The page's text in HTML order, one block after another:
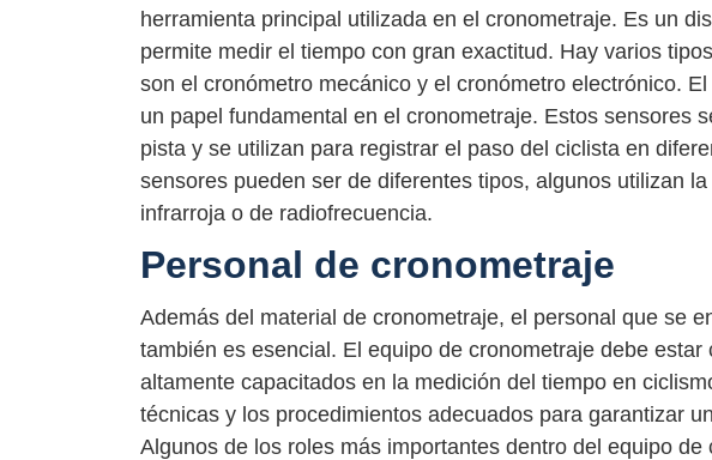
herramienta principal utilizada en el cronometraje. Es un
permite medir el tiempo con gran exactitud. Hay varios
son el cronómetro mecánico y el cronómetro electrónico.
un papel fundamental en el cronometraje. Estos sensores
pista y se utilizan para registrar el paso del ciclista en
sensores pueden ser de diferentes tipos, algunos utilizan
infrarroja o de radiofrecuencia.
Personal de cronometraje
Además del material de cronometraje, el personal que se
también es esencial. El equipo de cronometraje debe
altamente capacitados en la medición del tiempo en
técnicas y los procedimientos adecuados para garantizar
Algunos de los roles más importantes dentro del equipo